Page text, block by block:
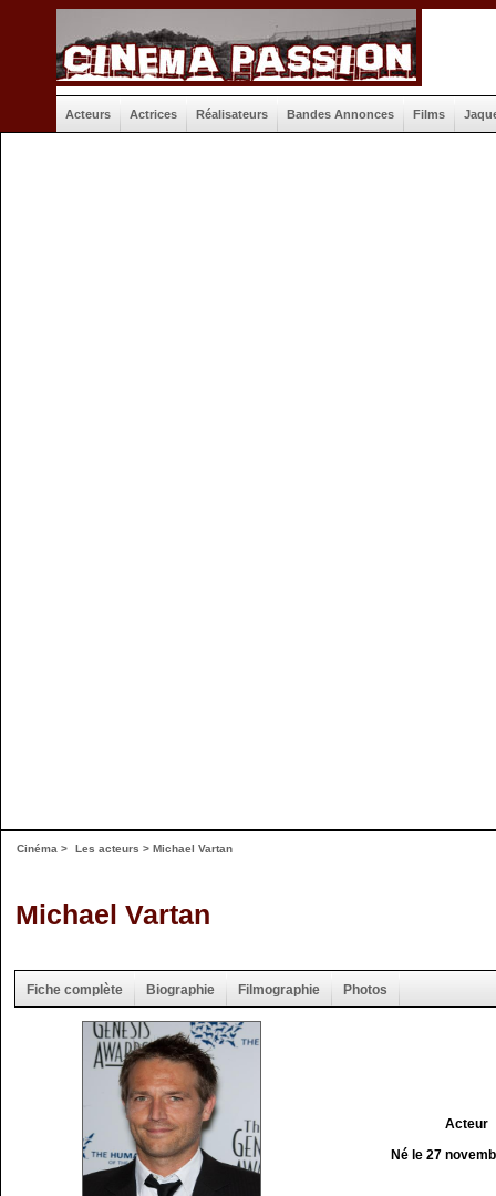
Acteurs Actrices Réalisateurs Bandes Annonces Films
Cinéma > Les acteurs > Michael Vartan
Michael Vartan
Fiche complète Biographie Filmographie Photos
Acteur
Né le 27